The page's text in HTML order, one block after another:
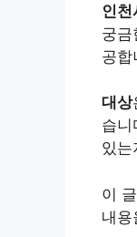
인
궁금
공합
대상
습니
있는
이
내용